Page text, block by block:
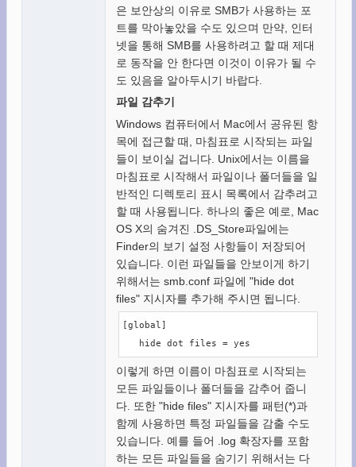
은 보안상의 이유로 SMB가 사용하는 포
트를 막아놓았을 수도 있으며 만약, 인터
넷을 통해 SMB를 사용하려고 할 때 제대
로 동작을 안 한다면 이것이 이유가 될 수
도 있음을 알아두시기 바랍다.
파일 감추기
Windows 컴퓨터에서 Mac에서 공유된 항
목에 접근할 때, 마침표로 시작되는 파일
들이 보이실 겁니다. Unix에서는 이름을
마침표로 시작해서 파일이나 폴더들을 일
반적인 디렉토리 표시 목록에서 감추려고
할 때 사용됩니다. 하나의 좋은 예로, Mac
OS X의 숨겨진 .DS_Store파일에는
Finder의 보기 설정 사항들이 저장되어
있습니다. 이런 파일들을 안보이게 하기
위해서는 smb.conf 파일에 "hide dot
files" 지시자를 추가해 주시면 됩니다.
[global]
   hide dot files = yes
이렇게 하면 이름이 마침표로 시작되는
모든 파일들이나 폴더들을 감추어 줍니
다. 또한 "hide files" 지시자를 패턴(*)과
함께 사용하면 특정 파일들을 감출 수도
있습니다. 예를 들어 .log 확장자를 포함
하는 모든 파일들을 숨기기 위해서는 다